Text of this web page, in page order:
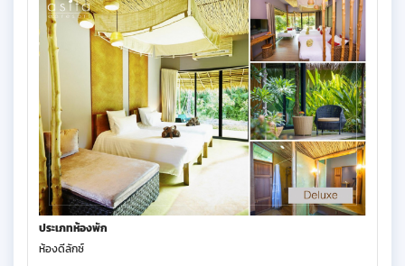
ประเภทห้องพัก
ห้องดีลักซ์